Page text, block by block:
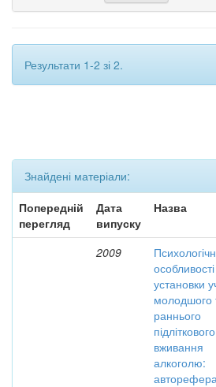
Результати 1-2 зі 2.
Знайдені матеріали:
Попередній
перегляд
Дата
випуску
Назва
2009
особливості
установки
молодшого
раннього
вживання
алкоголю: